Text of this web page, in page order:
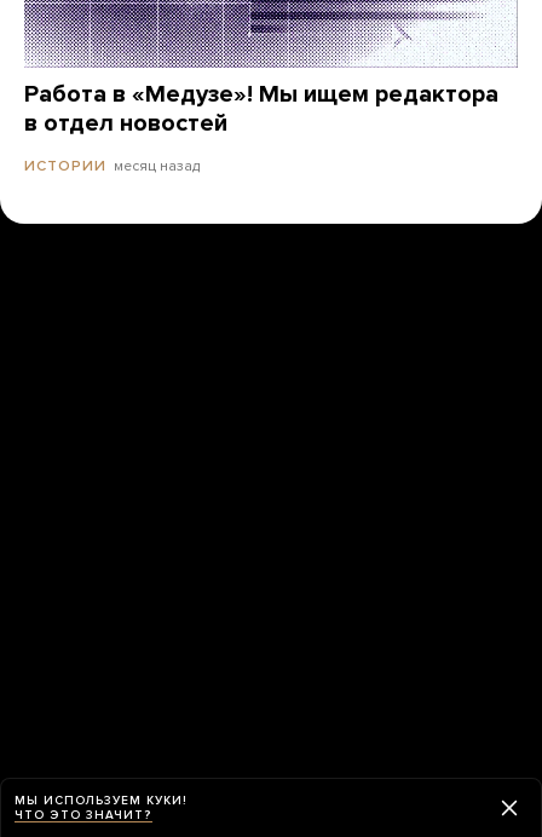
Работа в «Медузе»! Мы ищем редактора
в отдел новостей
ИСТОРИИ месяц назад
МЫ ИСПОЛЬЗУЕМ КУКИ!
ЧТО ЭТО ЗНАЧИТ?